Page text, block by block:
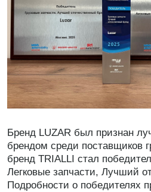
Бренд LUZAR был признан
брендом среди поставщиков
бренд TRIALLI стал
Легковые запчасти, Лучший
Подробности о победителях